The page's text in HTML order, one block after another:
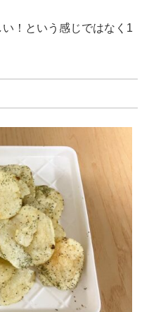
！という感じではなく1